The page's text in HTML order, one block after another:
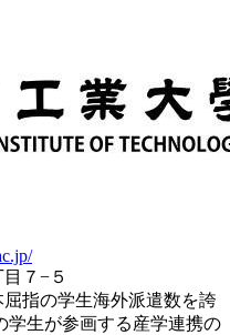
７−５
指の学生海外派遣数を誇
学生が参画する産学連携の